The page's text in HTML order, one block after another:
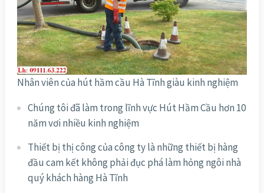
Nhân viên của hút hầm cầu Hà Tĩnh giàu kinh nghiệm
Chúng tôi đã làm trong lĩnh vực Hút Hầm Cầu hơn 10
năm vơi nhiều kinh nghiệm
Thiết bị thị công của công ty là những thiết bị hàng
đầu cam kết không phải đục phá làm hỏng ngôi nhà
quý khách hàng Hà Tĩnh